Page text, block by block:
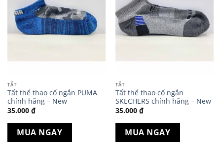
TẤT
Tất thể thao cổ ngắn PUMA
chính hãng – New
35.000 ₫
MUA NGAY
TẤT
Tất thể thao cổ ngắn
SKECHERS chính hãng – New
35.000 ₫
MUA NGAY